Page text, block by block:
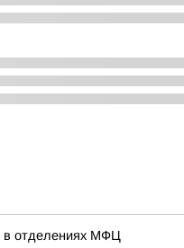
в отделениях МФЦ